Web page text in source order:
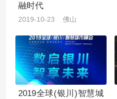
融时代
2019-10-23 佛山
2019全球(银川)智慧城